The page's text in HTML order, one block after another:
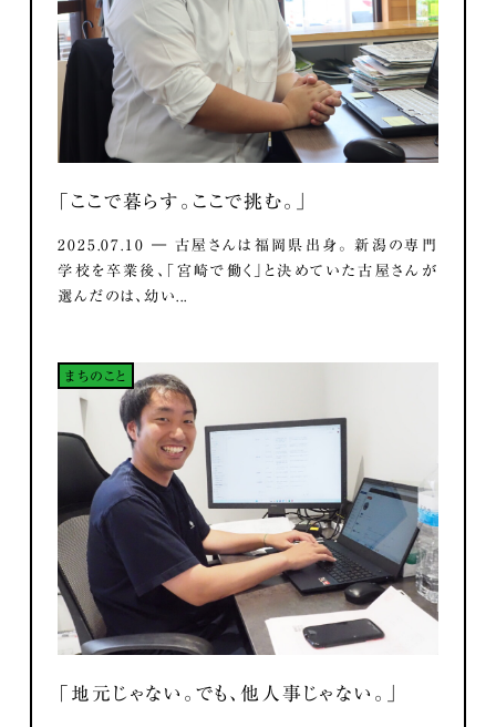
「ここで暮らす。ここで挑む。」
2025.07.10 ― 古屋さんは福岡県出身。 新潟の専門
学校を卒業後、「宮崎で働く」と決めていた古屋さんが
選んだのは、幼い...
まちのこと
「地元じゃない。でも、他人事じゃない。」